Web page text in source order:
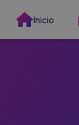
Inicio